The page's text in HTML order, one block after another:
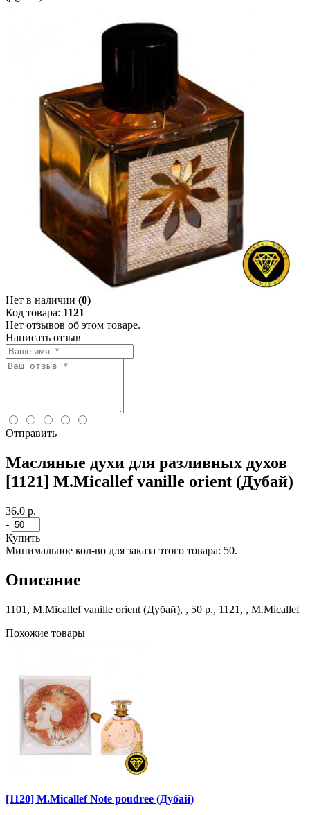
Нет в наличии (0)
Код товара: 1121
Нет отзывов об этом товаре.
Написать отзыв
Отправить
Масляные духи для разливных духов
[1121] M.Micallef vanille orient (Дубай)
36.0 р.
-
+
Купить
Минимальное кол-во для заказа этого товара: 50.
Описание
1101, M.Micallef vanille orient (Дубай), , 50 р., 1121, , M.Micallef
Похожие товары
[1120] M.Micallef Note poudree (Дубай)